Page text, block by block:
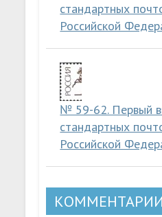
стандартных
Российской
№ 59-62. Первый
стандартных
Российской
КОММЕНТАРИИ